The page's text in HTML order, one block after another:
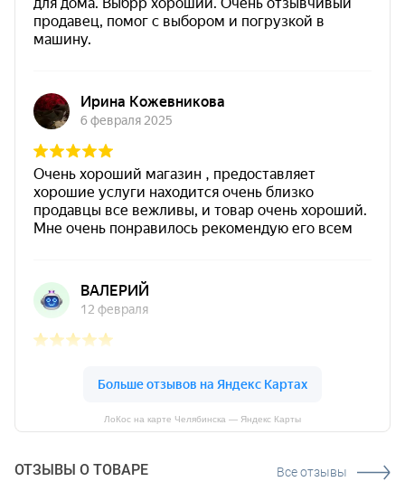
ЛоКос на карте Челябинска — Яндекс Карты
ОТЗЫВЫ О ТОВАРЕ Все отзывы